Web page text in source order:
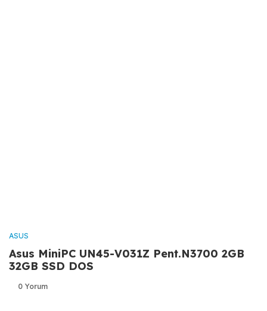
ASUS
Asus MiniPC UN45-V031Z Pent.N3700 2GB
32GB SSD DOS
0 Yorum